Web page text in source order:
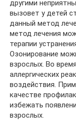
другими
вызовет у детей
данный метод
метод лечения
терапии
Озонирование
взрослых. Во
аллергических
воздействия.
качестве
избежать
взрослых.